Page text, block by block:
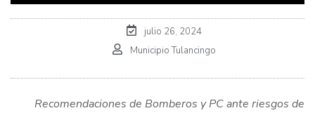
julio 26, 2024
Municipio Tulancingo
Recomendaciones de Bomberos y PC ante riesgos de